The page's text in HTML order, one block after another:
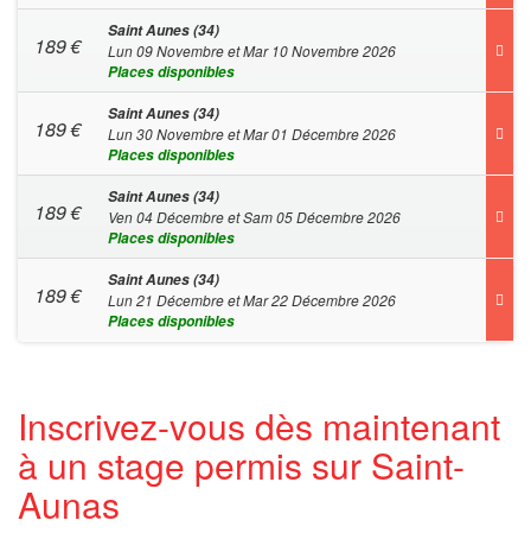
189€
Saint Aunes (34)
Lun 09 Novembre et Mar 10 Novembre 2026
Places disponibles
189€
Saint Aunes (34)
Lun 30 Novembre et Mar 01 Décembre 2026
Places disponibles
189€
Saint Aunes (34)
Ven 04 Décembre et Sam 05 Décembre 2026
Places disponibles
189€
Saint Aunes (34)
Lun 21 Décembre et Mar 22 Décembre 2026
Places disponibles
Inscrivez-vous dès maintenant
à un stage permis sur Saint-
Aunas